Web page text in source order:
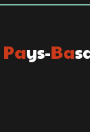
Pays-Ba